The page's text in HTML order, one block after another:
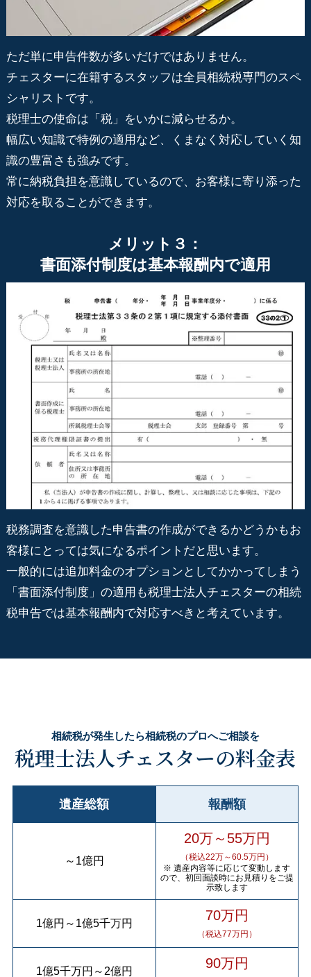
ただ単に申告件数が多いだけではありません。
チェスターに在籍するスタッフは全員相続税専門のスペ
シャリストです。
税理士の使命は「税」をいかに減らせるか。
幅広い知識で特例の適用など、くまなく対応していく知
識の豊富さも強みです。
常に納税負担を意識しているので、お客様に寄り添った
対応を取ることができます。
メリット３：
書面添付制度は基本報酬内で適用
税務調査を意識した申告書の作成ができるかどうかもお
客様にとっては気になるポイントだと思います。
一般的には追加料金のオプションとしてかかってしまう
「書面添付制度」の適用も税理士法人チェスターの相続
税申告では基本報酬内で対応すべきと考えています。
相続税が発生したら相続税のプロへご相談を
税理士法人チェスターの料金表
遺産総額 報酬額
～ 1億円
20万～55万円
（税込22万～60.5万円）
※ 遺産内容等に応じて変動します
ので、初回面談時にお見積りをご提
示致します
1億円 ～ 1億5千万円 70万円
（税込77万円）
1億5千万円 ～ 2億円 90万円